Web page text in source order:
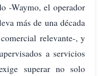
-Waymo, el operador
más de una década
relevante-, y
a servicios
superar no solo